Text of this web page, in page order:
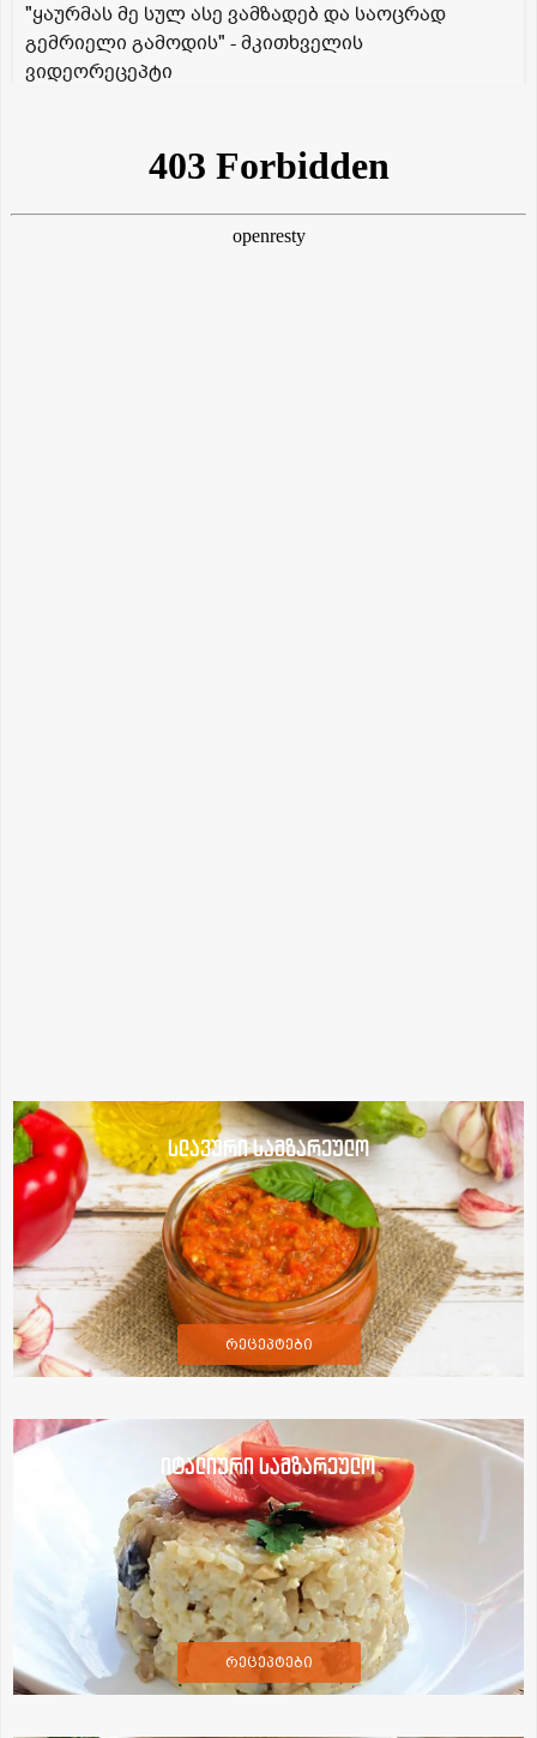
"ყაურმას მე სულ ასე ვამზადებ და საოცრად
გემრიელი გამოდის" - მკითხველის
ვიდეორეცეპტი
სლავური სამზარეულო
რეცეპტები
იტალიური სამზარეულო
რეცეპტები